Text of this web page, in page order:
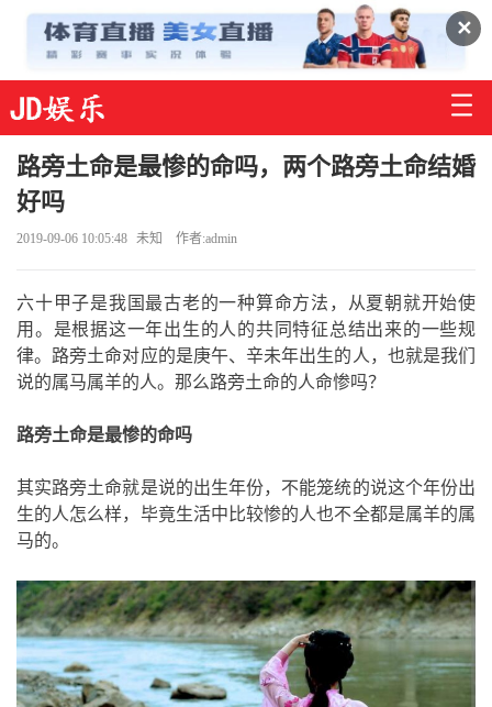
✕
路旁土命是最惨的命吗，两个路旁土命结婚
好吗
2019-09-06 10:05:48 未知 作者:admin
六十甲子是我国最古老的一种算命方法，从夏朝就开始使
用。是根据这一年出生的人的共同特征总结出来的一些规
律。路旁土命对应的是庚午、辛未年出生的人，也就是我们
说的属马属羊的人。那么路旁土命的人命惨吗？
路旁土命是最惨的命吗
其实路旁土命就是说的出生年份，不能笼统的说这个年份出
生的人怎么样，毕竟生活中比较惨的人也不全都是属羊的属
马的。